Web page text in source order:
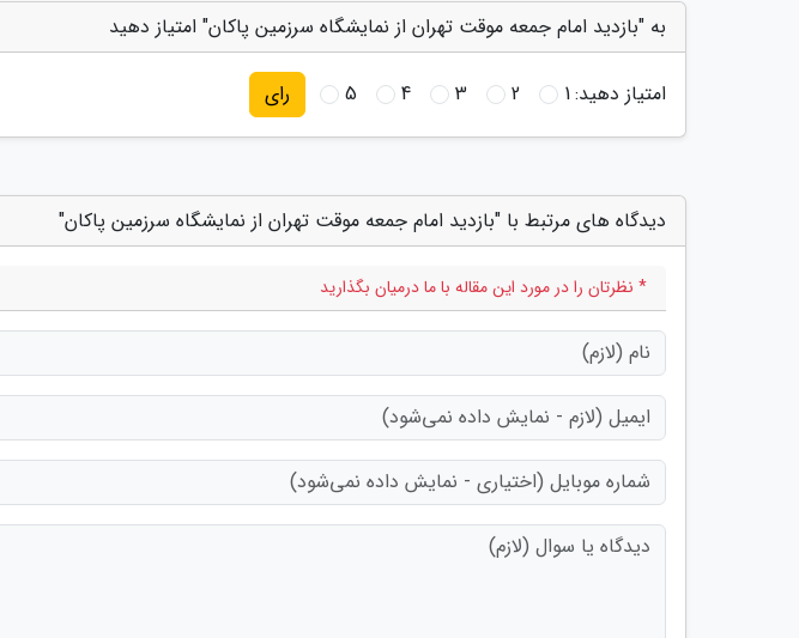
به "بازدید امام جمعه موقت تهران از نمایشگاه سرزمین پاکان" امتیاز دهید
امتیاز دهید:1
2
3
4
5 رای
دیدگاه های مرتبط با "بازدید امام جمعه موقت تهران از نمایشگاه سرزمین پاکان"
* نظرتان را در مورد این مقاله با ما درمیان بگذارید